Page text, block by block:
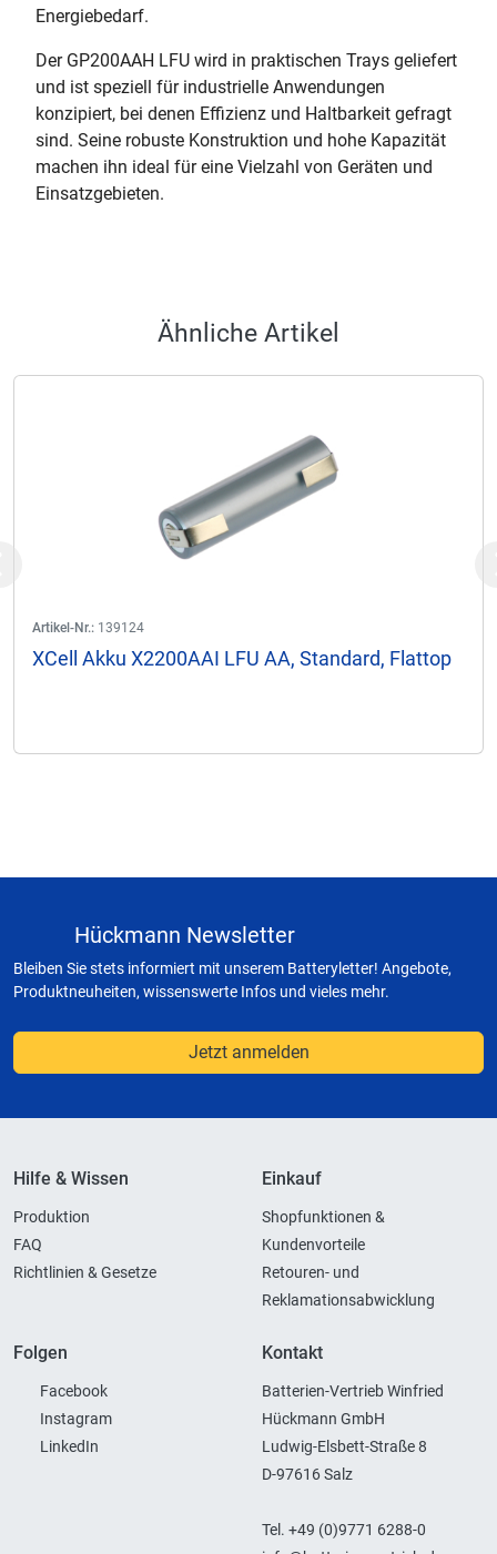
Energiebedarf.
Der GP200AAH LFU wird in praktischen Trays geliefert
und ist speziell für industrielle Anwendungen
konzipiert, bei denen Effizienz und Haltbarkeit gefragt
sind. Seine robuste Konstruktion und hohe Kapazität
machen ihn ideal für eine Vielzahl von Geräten und
Einsatzgebieten.
Ähnliche Artikel
Artikel-Nr.: 139124
XCell Akku X2200AAI LFU AA, Standard, Flattop
Hückmann Newsletter
Bleiben Sie stets informiert mit unserem Batteryletter! Angebote,
Produktneuheiten, wissenswerte Infos und vieles mehr.
Jetzt anmelden
Hilfe & Wissen
Produktion
FAQ
Richtlinien & Gesetze
Einkauf
Shopfunktionen &
Kundenvorteile
Retouren- und
Reklamationsabwicklung
Folgen
Facebook
Instagram
LinkedIn
Kontakt
Batterien-Vertrieb Winfried
Hückmann GmbH
Ludwig-Elsbett-Straße 8
D-97616 Salz
Tel. +49 (0)9771 6288-0